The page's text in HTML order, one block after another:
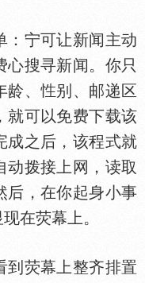
宁可让新闻主动
心搜寻新闻。你只
、
别、邮递区
就可以免费下载该
成之后，该程式就
动拨接上网，读取
后，在你起身小事
在荧幕上。
荧幕上整齐排置